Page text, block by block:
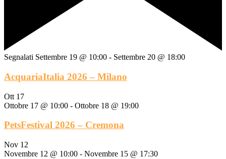
Segnalati Settembre 19 @ 10:00 - Settembre 20 @ 18:00
AcquariaItalia 2026 – Milano
Ott 17
Ottobre 17 @ 10:00 - Ottobre 18 @ 19:00
PetsFestival 2026 – Cremona
Nov 12
Novembre 12 @ 10:00 - Novembre 15 @ 17:30